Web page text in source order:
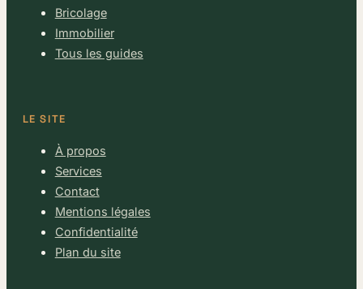
Bricolage
Immobilier
Tous les guides
LE SITE
À propos
Services
Contact
Mentions légales
Confidentialité
Plan du site